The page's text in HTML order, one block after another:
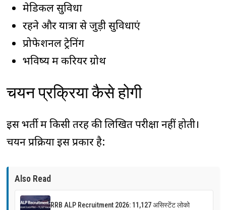
मेडिकल सुविधा
रहने और यात्रा से जुड़ी सुविधाएं
प्रोफेशनल ट्रेनिंग
भविष्य में करियर ग्रोथ
चयन प्रक्रिया कैसे होगी
इस भर्ती में किसी तरह की लिखित परीक्षा नहीं होती।
चयन प्रक्रिया इस प्रकार है:
Also Read
RRB ALP Recruitment 2026: 11,127 असिस्टेंट लोको